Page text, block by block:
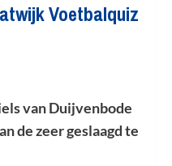
Voetbalquiz
van Duijvenbode
de zeer geslaagd te